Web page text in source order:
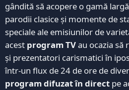
gândită să acopere o gamă
parodii clasice și momente de
speciale ale emisiunilor de
acest program TVau ocazia să
și prezentatori carismatici în
într-un flux de 24 de ore de
program difuzat în direct pe